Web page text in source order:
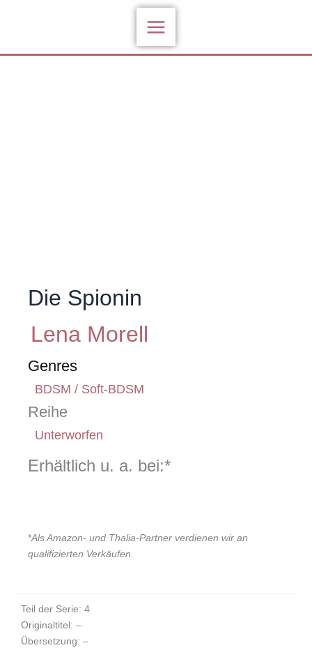
Die Spionin
Lena Morell
Genres
BDSM / Soft-BDSM
Reihe
Unterworfen
Erhältlich u. a. bei:*
*Als Amazon- und Thalia-Partner verdienen wir an
qualifizierten Verkäufen.
Teil der Serie: 4
Originaltitel: –
Übersetzung: –